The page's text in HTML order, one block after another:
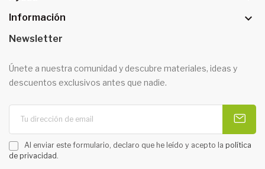
Información 
Newsletter
Únete a nuestra comunidad y descubre materiales, ideas y
descuentos exclusivos antes que nadie.
Al enviar este formulario, declaro que he leído y acepto la política
de privacidad